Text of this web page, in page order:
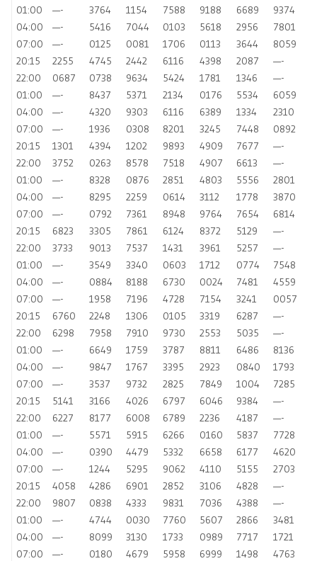
01:00
—- 3764 1154 7588 9188 6689
9374
04:00
—- 5416 7044 0103 5618 2956
7801
07:00
—- 0125 0081 1706 0113 3644
8059
20:15
2255 4745 2442 6116 4398 2087
—-
22:00
0687 0738 9634 5424 1781 1346
—-
01:00
—- 8437 5371 2134 0176 5534
6059
04:00
—- 4320 9303 6116 6389 1334
2310
07:00
—- 1936 0308 8201 3245 7448
0892
20:15
1301 4394 1202 9893 4909 7677
—-
22:00
3752 0263 8578 7518 4907 6613
—-
01:00
—- 8328 0876 2851 4803 5556
2801
04:00
—- 8295 2259 0614 3112 1778
3870
07:00
—- 0792 7361 8948 9764 7654
6814
20:15
6823 3305 7861 6124 8372 5129
—-
22:00
3733 9013 7537 1431 3961 5257
—-
01:00
—- 3549 3340 0603 1712 0774
7548
04:00
—- 0884 8188 6730 0024 7481
4559
07:00
—- 1958 7196 4728 7154 3241
0057
20:15
6760 2248 1306 0105 3319 6287
—-
22:00
6298 7958 7910 9730 2553 5035
—-
01:00
—- 6649 1759 3787 8811 6486
8136
04:00
—- 9847 1767 3395 2923 0840
1793
07:00
—- 3537 9732 2825 7849 1004
7285
20:15
5141 3166 4026 6797 6046 9384
—-
22:00
6227 8177 6008 6789 2236 4187
—-
01:00
—- 5571 5915 6266 0160 5837
7728
04:00
—- 0390 4479 5332 6658 6177
4620
07:00
—- 1244 5295 9062 4110 5155
2703
20:15
4058 4286 6901 2852 3106 4828
—-
22:00
9807 0838 4333 9831 7036 4388
—-
01:00
—- 4744 0030 7760 5607 2866
3481
04:00
—- 8099 3130 1733 0989 7717
1721
07:00
—- 0180 4679 5958 6999 1498
4763